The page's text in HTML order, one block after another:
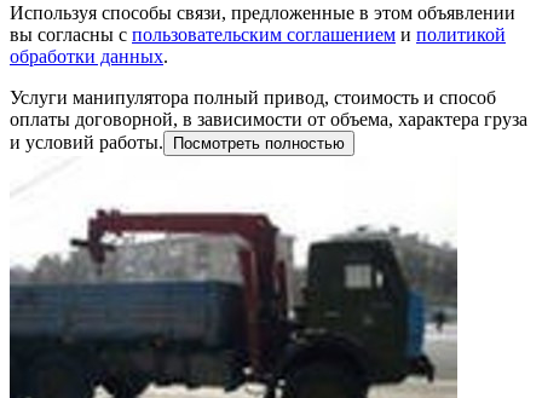
Используя способы связи, предложенные в этом объявлении
вы согласны с пользовательским соглашением и политикой
обработки данных.
Услуги манипулятора полный привод, стоимость и способ
оплаты договорной, в зависимости от объема, характера груза
и условий работы.
Посмотреть полностью